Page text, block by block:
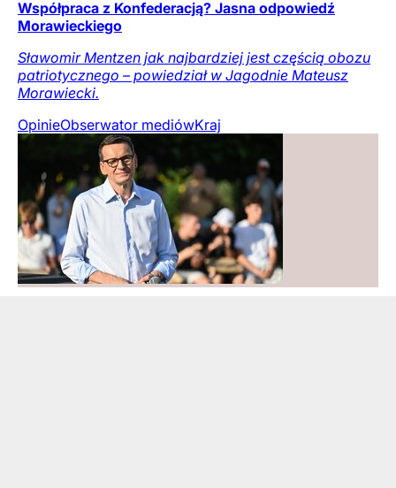
Współpraca z Konfederacją? Jasna odpowiedź
Morawieckiego
Sławomir Mentzen jak najbardziej jest częścią obozu
patriotycznego – powiedział w Jagodnie Mateusz
Morawiecki.
OpinieObserwator mediówKraj